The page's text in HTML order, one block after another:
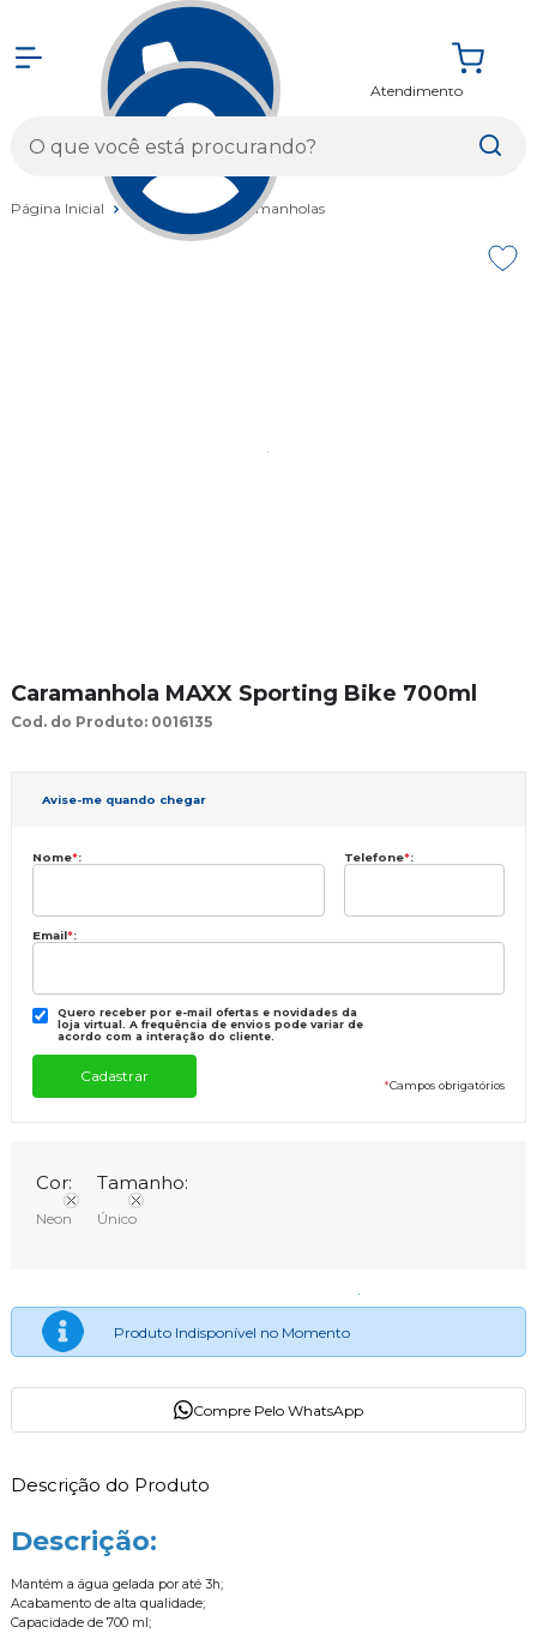
Atendimento
Página Inicial Acessórios Caramanholas
Caramanhola MAXX Sporting Bike 700ml
Cod. do Produto: 0016135
Avise-me quando chegar
Nome*: Telefone*:
Email*:
Quero receber por e-mail ofertas e novidades da
loja virtual. A frequência de envios pode variar de
acordo com a interação do cliente.
*Campos obrigatórios
Cor:
Neon
Tamanho:
Único
Produto Indisponível no Momento
Compre Pelo WhatsApp
Descrição do Produto
Descrição:
Mantém a água gelada por até 3h;
Acabamento de alta qualidade;
Capacidade de 700 ml;